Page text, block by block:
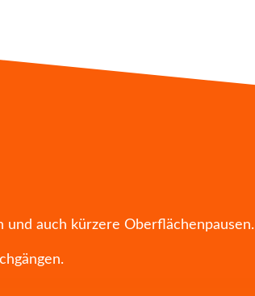
auch kürzere Oberflächenpausen.